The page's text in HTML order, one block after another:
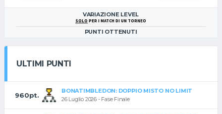
VARIAZIONE LEVEL
SOLO PER I MATCH DI UN TORNEO
PUNTI OTTENUTI
ULTIMI PUNTI
960pt.
BONATIMBLEDON: DOPPIO MISTO NO LIMIT
26 Luglio 2026 - Fase Finale